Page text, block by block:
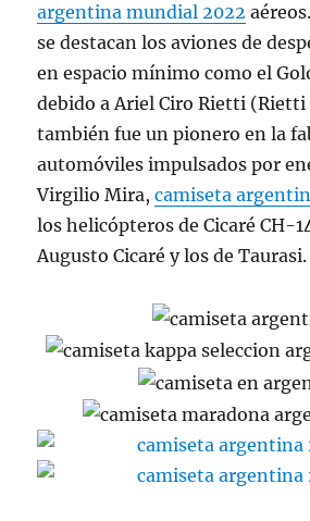
argentina mundial 2022
se destacan los aviones de
en espacio mínimo como el
debido a Ariel Ciro Rietti (Rietti
también fue un pionero en la
automóviles impulsados por
Virgilio Mira,camiseta
los helicópteros de Cicaré CH-
Augusto Cicaré y los de Taurasi.